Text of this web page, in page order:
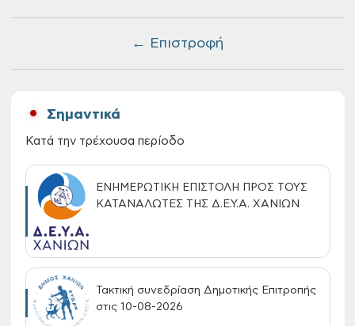
← Επιστροφή
Σημαντικά
Κατά την τρέχουσα περίοδο
ΕΝΗΜΕΡΩΤΙΚΗ ΕΠΙΣΤΟΛΗ ΠΡΟΣ ΤΟΥΣ
ΚΑΤΑΝΑΛΩΤΕΣ ΤΗΣ Δ.Ε.Υ.Α. ΧΑΝΙΩΝ
Τακτική συνεδρίαση Δημοτικής Επιτροπής
στις 10-08-2026